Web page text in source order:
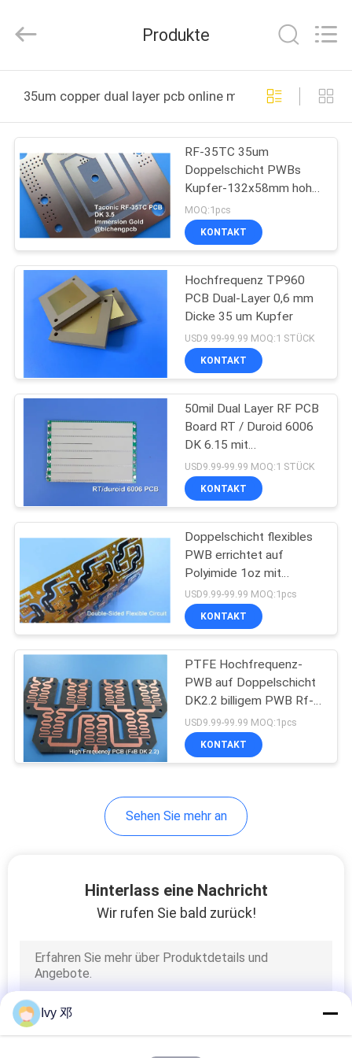
PRODUKTE
VIDEOS
ÜBER
UNS
WERKSBESICHTIGUNG
QUALITÄTSKONTROLLE
KONTAKT
NEUIGKEITEN
FÄLLE
SITEMAP
DATENSCHUTZRICHTLINIE
Reserved.
Produkte
35um copper dual layer pcb online manufacture
RF-35TC 35um
Doppelschicht PWBs
Kupfer-132x58mm hohe
Wärmeleitfähigkeit
MOQ:1pcs
KONTAKT
Hochfrequenz TP960
PCB Dual-Layer 0,6 mm
Dicke 35 um Kupfer
USD9.99-99.99 MOQ:1 STÜCK
KONTAKT
50mil Dual Layer RF PCB
Board RT / Duroid 6006
DK 6.15 mit
Immersionsgold
USD9.99-99.99 MOQ:1 STÜCK
KONTAKT
Doppelschicht flexibles
PWB errichtet auf
Polyimide 1oz mit
Kohlenstoff-Tinte und
Immersions-Gold für
Laser-Kopf
USD9.99-99.99 MOQ:1pcs
KONTAKT
PTFE Hochfrequenz-
PWB auf Doppelschicht
DK2.2 billigem PWB Rf-
PTFE für Koppler
USD9.99-99.99 MOQ:1pcs
KONTAKT
Sehen Sie mehr an
Hinterlass eine Nachricht
Wir rufen Sie bald zurück!
Ivy 邓